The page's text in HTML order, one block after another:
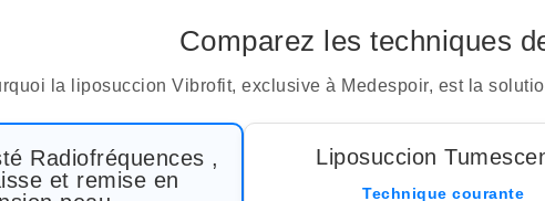
Comparez les techniques
la liposuccion Vibrofit, exclusive à Medespoir, est la
Radiofréquences ,
et remise en
Liposuccion
Technique courante